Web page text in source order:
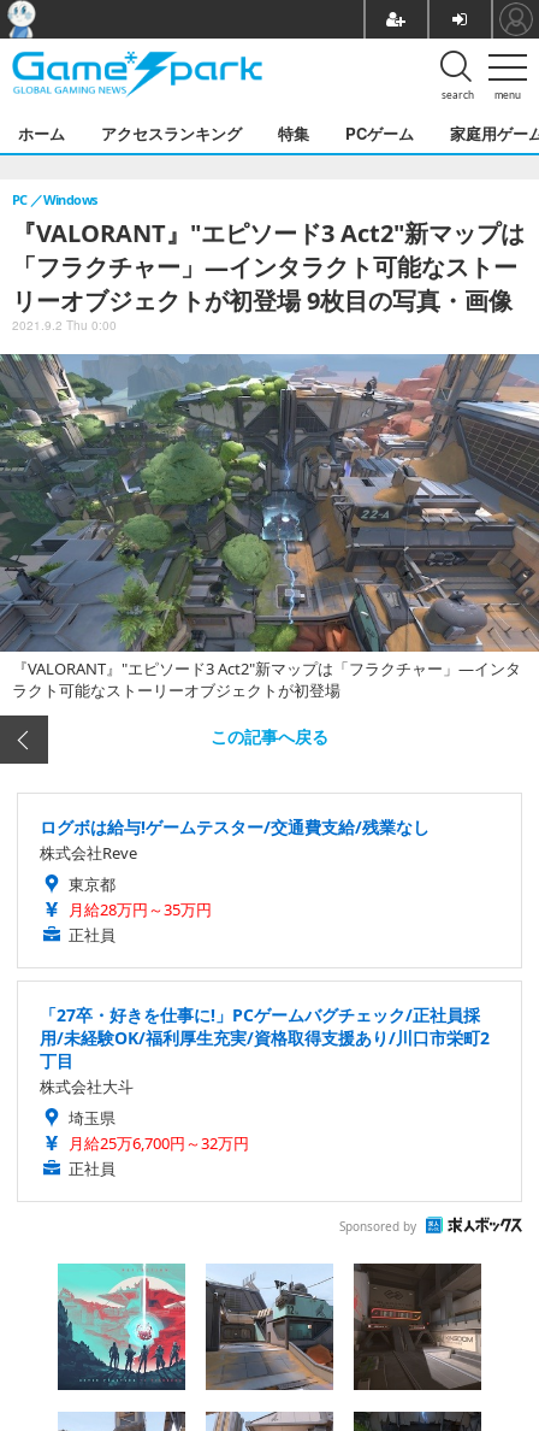
menu
search
ホーム アクセスランキング 特集 PCゲーム 家庭用ゲー
『VALORANT』"エピソード3 Act2"新マップは
「フラクチャー」―インタラクト可能なストー
リーオブジェクトが初登場 9枚目の写真・画像
PC Windows
2021.9.2 Thu 0:00
『VALORANT』"エピソード3 Act2"新マップは「フラクチャー」―インタ
ラクト可能なストーリーオブジェクトが初登場
この記事へ戻る
ログボは給与!ゲームテスター/交通費支給/残業なし
株式会社Reve
東京都
月給28万円～35万円
正社員
「27卒・好きを仕事に!」PCゲームバグチェック/正社員採
用/未経験OK/福利厚生充実/資格取得支援あり/川口市栄町2
丁目
株式会社大斗
埼玉県
月給25万6,700円～32万円
正社員
Sponsored by